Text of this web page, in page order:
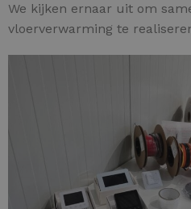
We kijken ernaar uit om
vloerverwarming te